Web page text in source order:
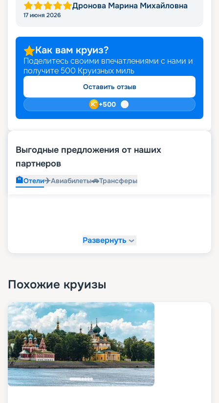
Дронова Марина Михайловна
17 июня 2026
Как вам круиз?
Поделитесь своими впечатлениями с нами и
получите 500 Круизных миль
Оставить отзыв
+500
Выгодные предложения от наших
партнеров
🏨Отели✈️Авиабилеты🚗Трансферы
Развернуть
Похожие круизы